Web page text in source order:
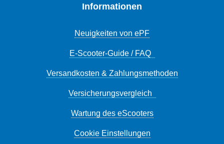
Informationen
Neuigkeiten von ePF
E-Scooter-Guide / FAQ
Versandkosten & Zahlungsmethoden
Versicherungsvergleich
Wartung des eScooters
Cookie Einstellungen